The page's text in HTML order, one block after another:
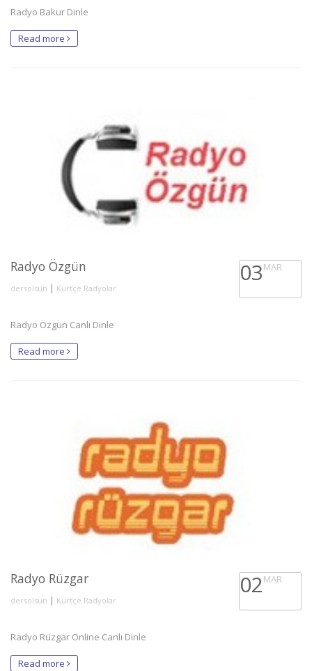
Radyo Bakur Dinle
Read more
Radyo Özgün
dersolsun | Kürtçe Radyolar
03MAR
Radyo Özgün Canlı Dinle
Read more
Radyo Rüzgar
dersolsun | Kürtçe Radyolar
02MAR
Radyo Rüzgar Online Canlı Dinle
Read more